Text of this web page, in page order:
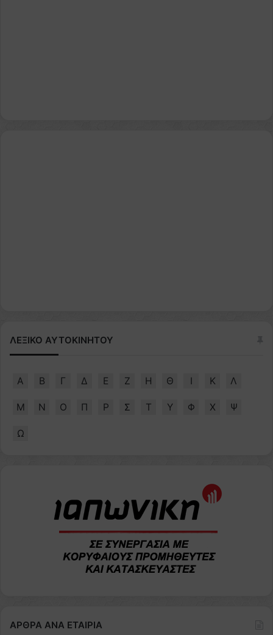
ΛΕΞΙΚΟ ΑΥΤΟΚΙΝΗΤΟΥ
Α Β Γ Δ Ε Ζ Η Θ Ι Κ Λ
Μ Ν Ο Π Ρ Σ Τ Υ Φ Χ Ψ
Ω
ΑΡΘΡΑ ΑΝΑ ΕΤΑΙΡΙΑ